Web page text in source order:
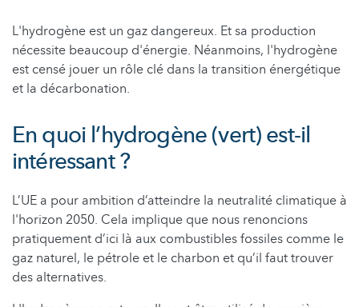
L'hydrogène est un gaz dangereux. Et sa production
nécessite beaucoup d'énergie. Néanmoins, l'hydrogène
est censé jouer un rôle clé dans la transition énergétique
et la décarbonation.
En quoi l’hydrogène (vert) est-il
intéressant ?
L’UE a pour ambition d’atteindre la neutralité climatique à
l'horizon 2050. Cela implique que nous renoncions
pratiquement d’ici là aux combustibles fossiles comme le
gaz naturel, le pétrole et le charbon et qu’il faut trouver
des alternatives.